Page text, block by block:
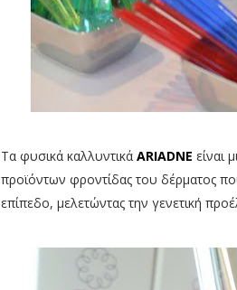
Τα φυσικά καλλυντικά ARIADNE είναι
πρoϊόντων φροντίδας του δέρματος
επίπεδο, μελετώντας την γενετική